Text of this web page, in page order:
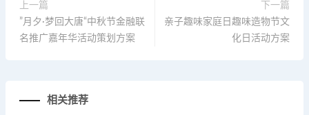
上一篇
”月夕·梦回大唐“中秋节金融联
名推广嘉年华活动策划方案
下一篇
亲子趣味家庭日趣味造物节文
化日活动方案
相关推荐